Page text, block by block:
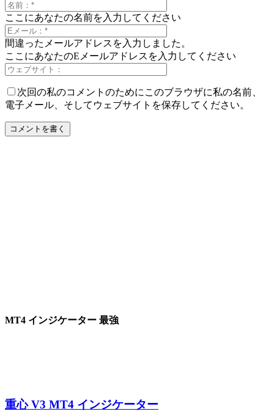
ここにあなたの名前を入力してください
間違ったメールアドレスを入力しました。
ここにあなたのEメールアドレスを入力してください
次回の私のコメントのためにこのブラウザに私の名前、
電子メール、そしてウェブサイトを保存してください。
MT4 インジケーター 最強
重心 V3 MT4 インジケーター